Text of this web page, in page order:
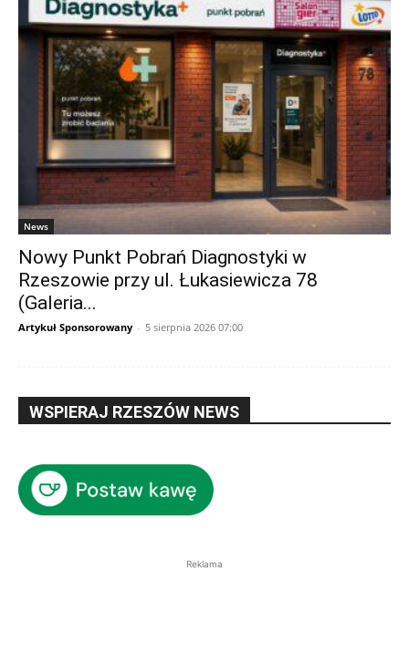
News
Nowy Punkt Pobrań Diagnostyki w
Rzeszowie przy ul. Łukasiewicza 78
(Galeria...
Artykuł Sponsorowany - 5 sierpnia 2026 07:00
WSPIERAJ RZESZÓW NEWS
Reklama